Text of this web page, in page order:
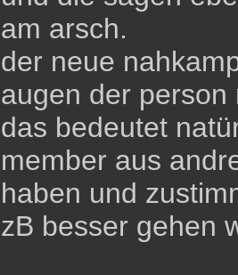
am arsch.
der neue
augen der
das bedeutet
member aus
haben und
zB besser gehen